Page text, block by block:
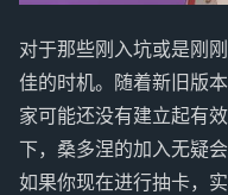
对于那些刚入坑或是刚
佳的时机。随着新旧版
家可能还没有建立起有
下，桑多涅的加入无疑
如果你现在进行抽卡，